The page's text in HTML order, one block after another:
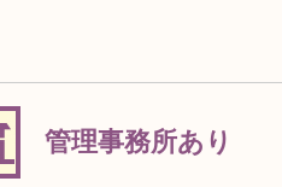
管理事務所あり